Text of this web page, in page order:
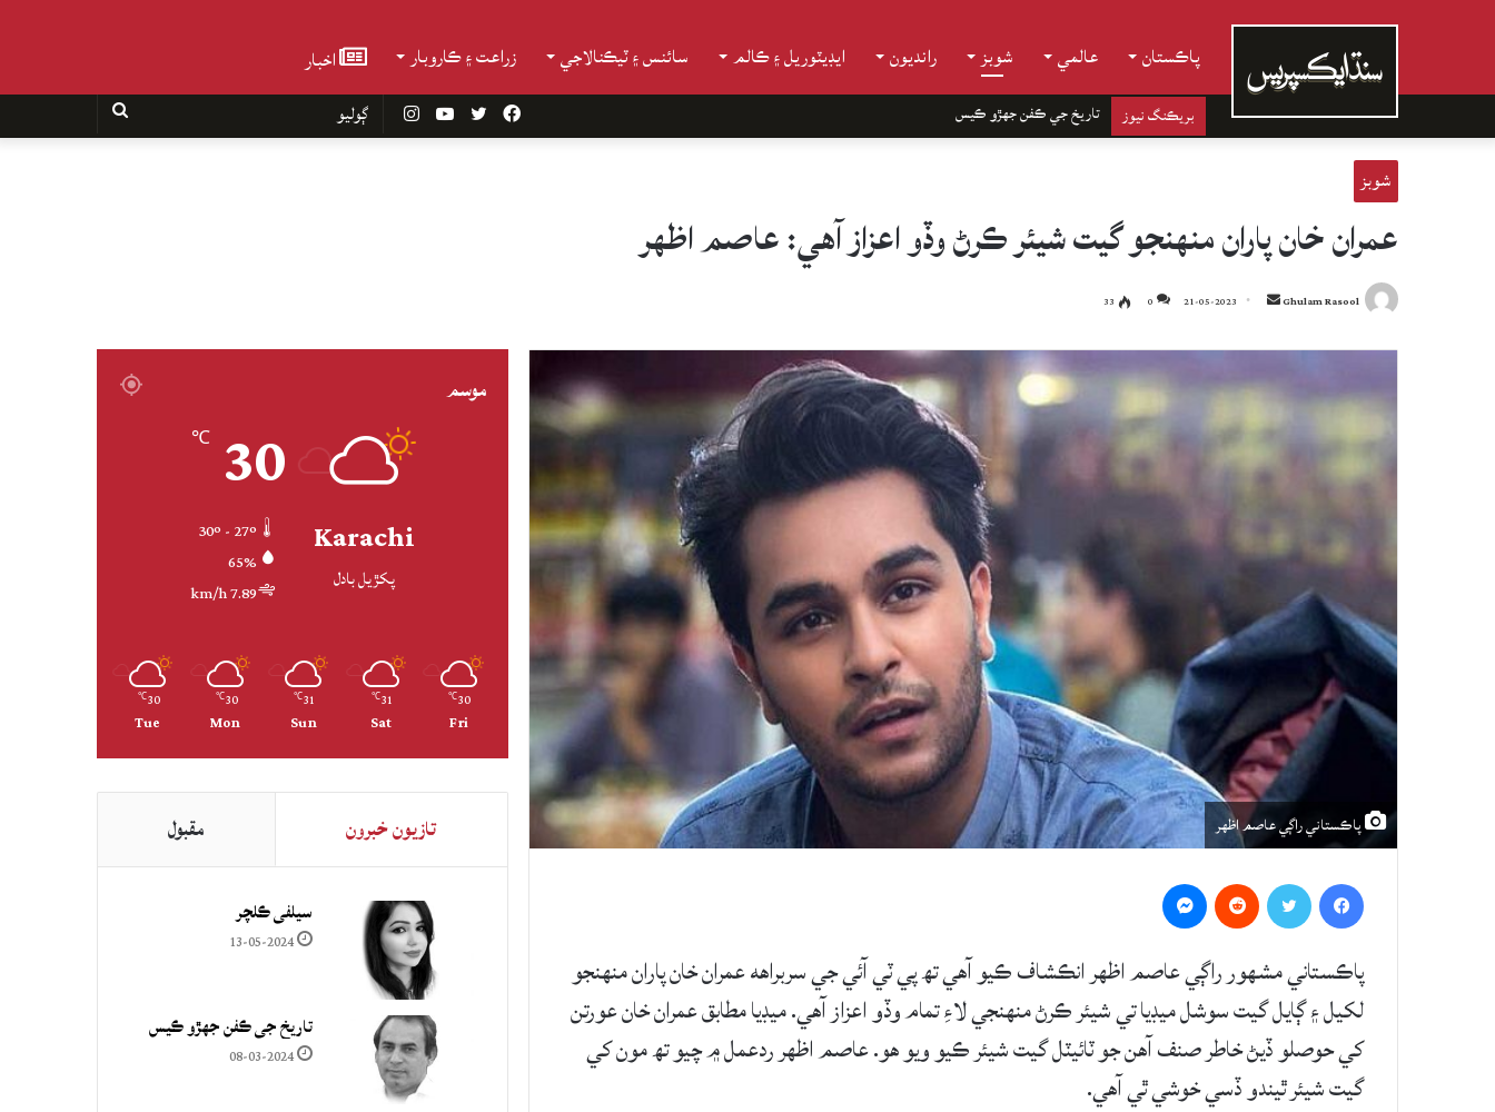
پاڪستان عالمي شوبز رانديون ايڊيٽوريل ۽ ڪالم سائنس ۽ ٽيڪنالاجي زراعت ۽ ڪاروبار اخبار
بريڪنگ نيوز تاريخ جي ڪفن جھڙو ڪيس InstagramYouTube Twitter
Facebook
شوبز
عمران خان پاران منهنجو گيت شيئر ڪرڻ وڏو اعزاز آهي: عاصم اظهر
Ghulam Rasool
Send
email
21-05-2023
0
33
پاڪستاني راڳي عاصم اظهر
پاڪستاني مشهور راڳي عاصم اظهر انڪشاف ڪيو آهي تھ پي ٽي آئي جي سربراهه عمران خان پاران منهنجو
لکيل ۽ ڳايل گيت سوشل ميڊيا تي شيئر ڪرڻ منهنجي لاءِ تمام وڏو اعزاز آهي. ميڊيا مطابق عمران خان عورتن
کي حوصلو ڏيڻ خاطر صنف آهن جو ٽائيٽل گيت شيئر ڪيو ويو هو. عاصم اظهر ردعمل ۾ چيو تھ مون کي
گيت شيئر ٿيندو ڏسي خوشي ٿي آهي.
موسم
Karachi
پکڙيل بادل
30
℃
65%
7.89 km/h
30
℃
Fri
31
℃
Sat
31
℃
Sun
30
℃
Mon
30
℃
Tue
تازيون خبرون مقبول
سيلفي ڪلچر
13-05-2024
تاريخ جي ڪفن جھڙو ڪيس
08-03-2024